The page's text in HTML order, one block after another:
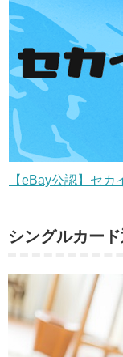
【eBay公認】セカ
シングルカー